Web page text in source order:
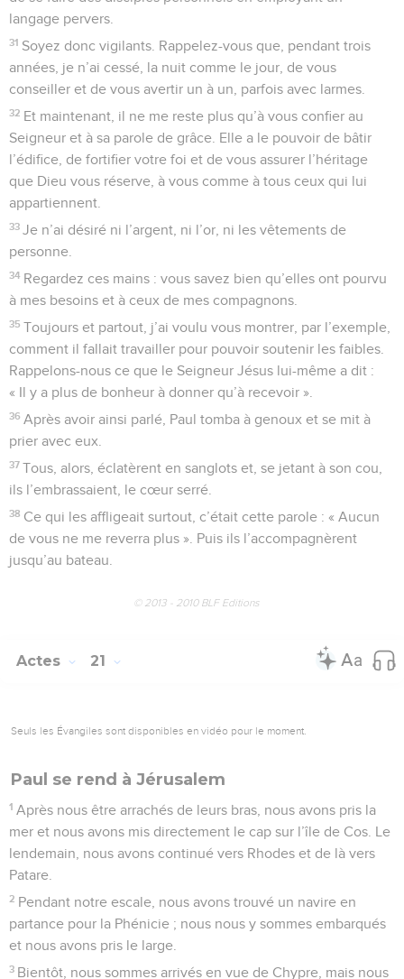
langage pervers.
31 Soyez donc vigilants. Rappelez-vous que, pendant trois
années, je n’ai cessé, la nuit comme le jour, de vous
conseiller et de vous avertir un à un, parfois avec larmes.
32 Et maintenant, il ne me reste plus qu’à vous confier au
Seigneur et à sa parole de grâce. Elle a le pouvoir de bâtir
l’édifice, de fortifier votre foi et de vous assurer l’héritage
que Dieu vous réserve, à vous comme à tous ceux qui lui
appartiennent.
33 Je n’ai désiré ni l’argent, ni l’or, ni les vêtements de
personne.
34 Regardez ces mains : vous savez bien qu’elles ont pourvu
à mes besoins et à ceux de mes compagnons.
35 Toujours et partout, j’ai voulu vous montrer, par l’exemple,
comment il fallait travailler pour pouvoir soutenir les faibles.
Rappelons-nous ce que le Seigneur Jésus lui-même a dit :
« Il y a plus de bonheur à donner qu’à recevoir ».
36 Après avoir ainsi parlé, Paul tomba à genoux et se mit à
prier avec eux.
37 Tous, alors, éclatèrent en sanglots et, se jetant à son cou,
ils l’embrassaient, le cœur serré.
38 Ce qui les affligeait surtout, c’était cette parole : « Aucun
de vous ne me reverra plus ». Puis ils l’accompagnèrent
jusqu’au bateau.
© 2013 - 2010 BLF Editions
Actes 21
Seuls les Évangiles sont disponibles en vidéo pour le moment.
Paul se rend à Jérusalem
1 Après nous être arrachés de leurs bras, nous avons pris la
mer et nous avons mis directement le cap sur l’île de Cos. Le
lendemain, nous avons continué vers Rhodes et de là vers
Patare.
2 Pendant notre escale, nous avons trouvé un navire en
partance pour la Phénicie ; nous nous y sommes embarqués
et nous avons pris le large.
3 Bientôt, nous sommes arrivés en vue de Chypre, mais nous